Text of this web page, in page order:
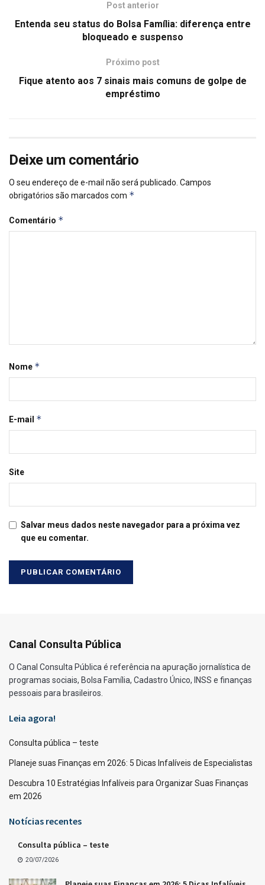
Post anterior
Entenda seu status do Bolsa Família: diferença entre
bloqueado e suspenso
Próximo post
Fique atento aos 7 sinais mais comuns de golpe de
empréstimo
Deixe um comentário
O seu endereço de e-mail não será publicado. Campos
obrigatórios são marcados com *
Comentário *
Nome *
E-mail *
Site
Salvar meus dados neste navegador para a próxima vez
que eu comentar.
Canal Consulta Pública
O Canal Consulta Pública é referência na apuração jornalística de
programas sociais, Bolsa Família, Cadastro Único, INSS e finanças
pessoais para brasileiros.
Leia agora!
Consulta pública – teste
Planeje suas Finanças em 2026: 5 Dicas Infalíveis de Especialistas
Descubra 10 Estratégias Infalíveis para Organizar Suas Finanças
em 2026
Notícias recentes
Consulta pública – teste
20/07/2026